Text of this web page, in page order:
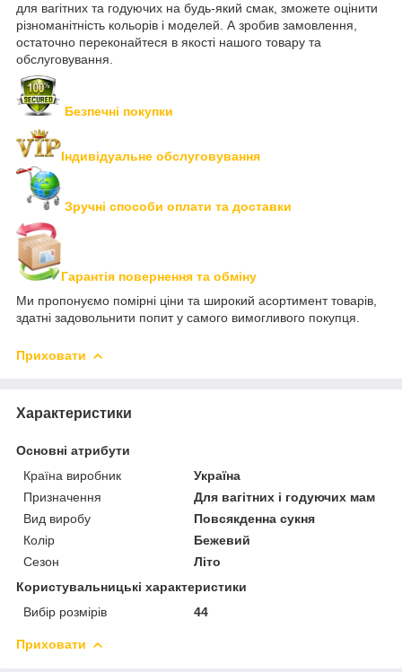
для вагітних та годуючих на будь-який смак, зможете оцінити
різноманітність кольорів і моделей. А зробив замовлення,
остаточно переконайтеся в якості нашого товару та
обслуговування.
Безпечні покупки
Індивідуальне обслуговування
Зручні способи оплати та доставки
Гарантія повернення та обміну
Ми пропонуємо помірні ціни та широкий асортимент товарів,
здатні задовольнити попит у самого вимогливого покупця.
Приховати
Характеристики
Основні атрибути
Країна виробник
Україна
Призначення
Для вагітних і годуючих мам
Вид виробу
Повсякденна сукня
Колір
Бежевий
Сезон
Літо
Користувальницькі характеристики
Вибір розмірів
44
Приховати